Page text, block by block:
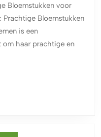
bij
Bloemstukken voor
Prachtige Bloemstukken
is een
om haar prachtige en